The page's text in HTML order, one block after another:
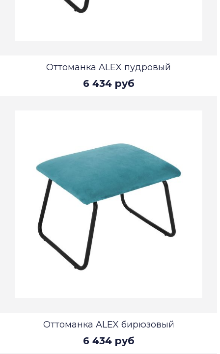
Оттоманка ALEX пудровый
6 434 руб
Оттоманка ALEX бирюзовый
6 434 руб